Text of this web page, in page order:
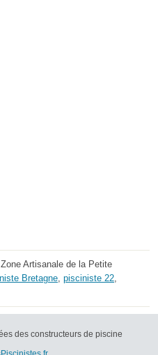
Artisanale de la Petite
Bretagne, pisciniste 22,
des constructeurs de piscine